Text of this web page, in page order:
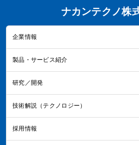
ナカンテクノ株
企業情報
製品・サービス紹介
研究／開発
技術解説（テクノロジー）
採用情報